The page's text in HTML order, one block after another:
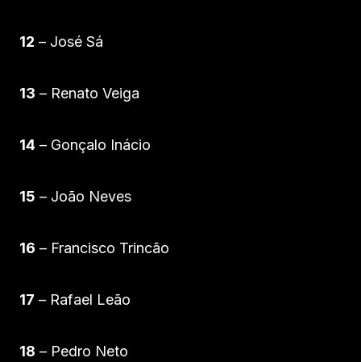
12 – José Sá
13 – Renato Veiga
14 – Gonçalo Inácio
15 – João Neves
16 – Francisco Trincão
17 – Rafael Leão
18 – Pedro Neto